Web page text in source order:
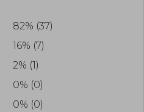
82% (37)
16% (7)
2% (1)
0% (0)
0% (0)